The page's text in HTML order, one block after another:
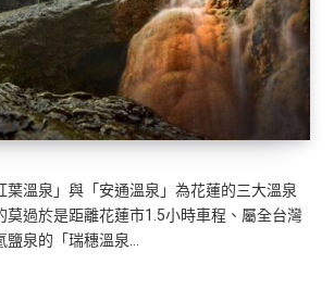
葉溫泉」與「安通溫泉」為花蓮的三大溫泉
莫過於是距離花蓮市1.5小時車程、屬全台灣
鹽泉的「瑞穗溫泉…